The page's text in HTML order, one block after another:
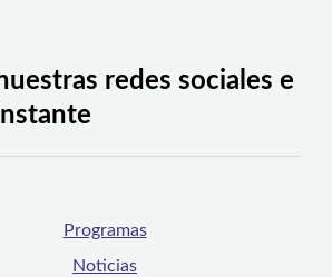
redes sociales e
Programas
Noticias